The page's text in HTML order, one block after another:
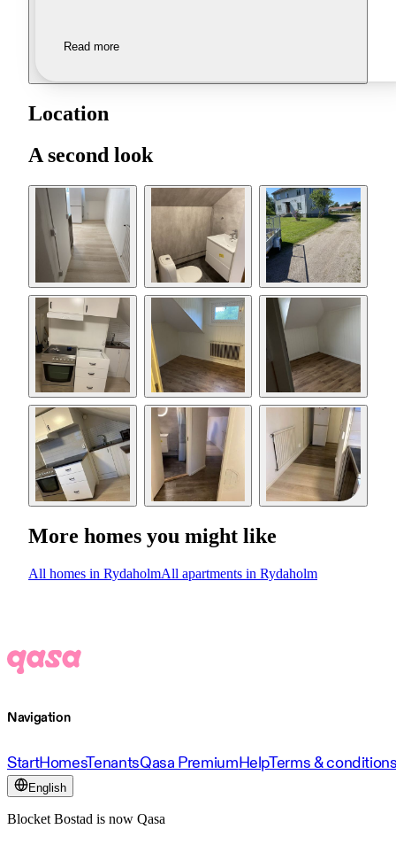
Read more
Location
A second look
More homes you might like
All homes in RydaholmAll apartments in Rydaholm
Navigation
StartHomesTenantsQasa PremiumHelpTerms &
English
Blocket Bostad is now Qasa